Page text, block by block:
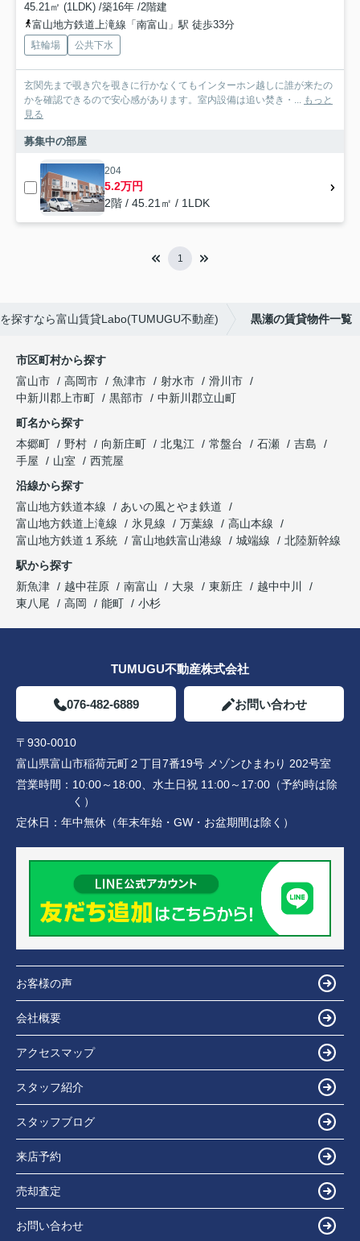
45.21㎡ (1LDK) /築16年 /2階建
富山地方鉄道上滝線「南富山」駅 徒歩33分
駐輪場 公共下水
玄関先まで覗き穴を覗きに行かなくてもインターホン越しに誰が来たの
かを確認できるので安心感があります。室内設備は追い焚き・... もっと
見る
募集中の部屋
204
5.2万円
2階 / 45.21㎡ / 1LDK
1
探すなら富山賃貸Labo(TUMUGU不動産) 黒瀬の賃貸物件一覧
市区町村から探す
富山市
高岡市 魚津市 射水市
滑川市
中新川郡上市町
黒部市
中新川郡立山町
町名から探す
本郷町
野村 向新庄町 北鬼江 常盤台 石瀬
吉島
手屋
山室
西荒屋
沿線から探す
富山地方鉄道本線
あいの風とやま鉄道
富山地方鉄道上滝線
氷見線 万葉線
高山本線
富山地方鉄道１系統
富山地鉄富山港線 城端線
北陸新幹線
駅から探す
新魚津
越中荏原 南富山 大泉 東新庄
越中中川
東八尾
高岡 能町 小杉
TUMUGU不動産株式会社
076-482-6889 お問い合わせ
〒930-0010
富山県富山市稲荷元町２丁目7番19号 メゾンひまわり 202号室
営業時間： 10:00～18:00、水土日祝 11:00～17:00（予約時は除
く）
定休日： 年中無休（年末年始・GW・お盆期間は除く）
お客様の声
会社概要
アクセスマップ
スタッフ紹介
スタッフブログ
来店予約
売却査定
お問い合わせ